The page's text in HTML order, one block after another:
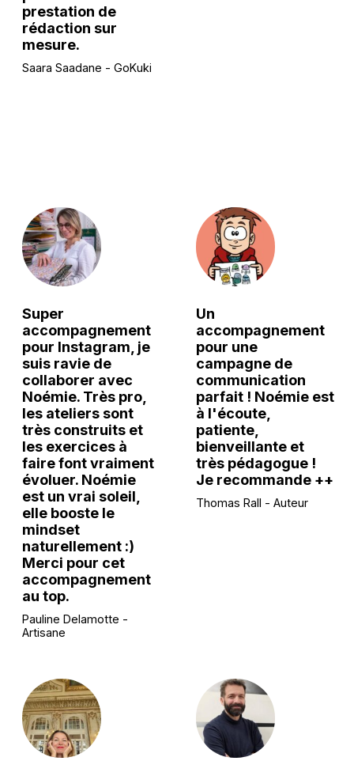
prestation de
rédaction sur
mesure.
Saara Saadane - GoKuki
Super
accompagnement
pour Instagram, je
suis ravie de
collaborer avec
Noémie. Très pro,
les ateliers sont
très construits et
les exercices à
faire font vraiment
évoluer. Noémie
est un vrai soleil,
elle booste le
mindset
naturellement :)
Merci pour cet
accompagnement
au top.
Pauline Delamotte -
Artisane
Un
accompagnement
pour une
campagne de
communication
parfait ! Noémie est
à l'écoute,
patiente,
bienveillante et
très pédagogue !
Je recommande ++
Thomas Rall - Auteur